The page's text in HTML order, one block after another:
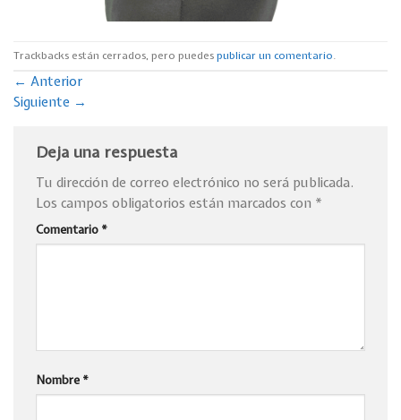
Trackbacks están cerrados, pero puedespublicar un comentario.
← Anterior
Siguiente →
Deja una respuesta
Tu dirección de correo electrónico no será publicada.
Los campos obligatorios están marcados con *
Comentario *
Nombre *